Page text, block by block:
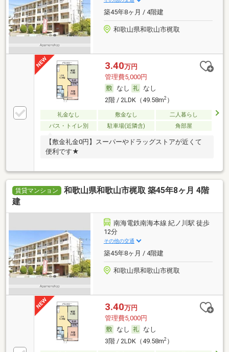
築45年8ヶ月 / 4階建
和歌山県和歌山市梶取
3.40万円
管理費5,000円
なし
なし
2階 / 2LDK（49.58m2）
礼金なし 敷金なし
二人暮らし
バス・トイレ別
駐車場(近隣含) 角部屋
【敷金礼金0円】スーパーやドラッグストアが近くて
便利です★
賃貸マンション
和歌山県和歌山市梶取 築45年8ヶ月 4階
建
南海電鉄南海本線 紀ノ川駅 徒歩
12分
その他の交通
築45年8ヶ月 / 4階建
和歌山県和歌山市梶取
3.40万円
管理費5,000円
なし
なし
3階 / 2LDK（49.58m2）